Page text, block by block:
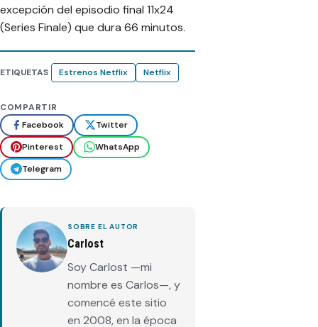
excepción del episodio final 11x24
(Series Finale) que dura 66 minutos.
ETIQUETAS Estrenos Netflix Netflix
COMPARTIR
Facebook
Twitter
Pinterest
WhatsApp
Telegram
SOBRE EL AUTOR
Carlost
Soy Carlost —mi
nombre es Carlos—, y
comencé este sitio
en 2008, en la época